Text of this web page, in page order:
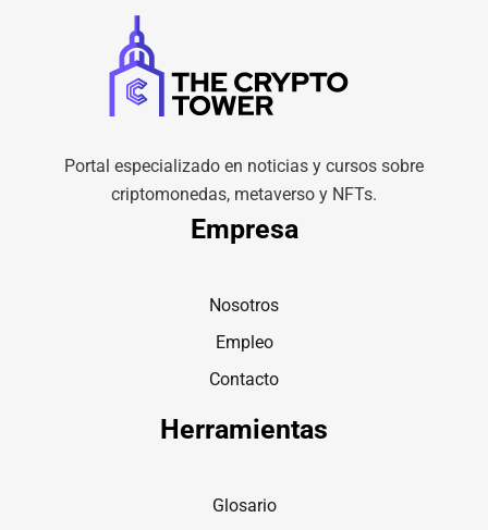
Portal especializado en noticias y cursos sobre
criptomonedas, metaverso y NFTs.
Empresa
Nosotros
Empleo
Contacto
Herramientas
Glosario